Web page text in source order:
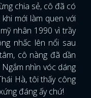
chia sẻ, cô đã có
mới làm quen với
nhân 1990 vì trầy
nhấc lên nổi sau
cô nàng đã dần
nhìn vóc dáng
Hà, tôi thấy công
đáng ấy chứ!